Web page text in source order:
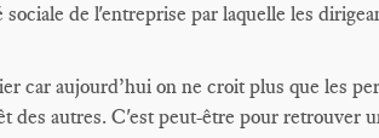
sociale de l'entreprise par laquelle les
car aujourd’hui on ne croit plus que les
des autres. C'est peut-être pour retrouver